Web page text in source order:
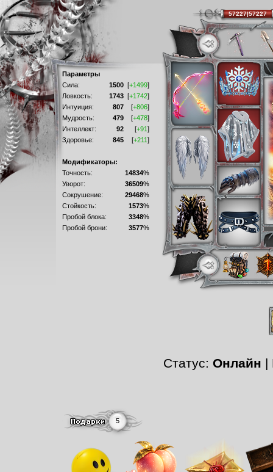
Параметры
Сила:
1500 [+1499]
Ловкость:
1743 [+1742]
Интуиция:
807 [+806]
Мудрость:
479 [+478]
Интеллект:
92 [+91]
Здоровье:
845 [+211]
Модификаторы:
Точность:
14834%
Уворот:
36509%
Сокрушение:
29468%
Стойкость:
1573%
Пробой блока:
3348%
Пробой брони:
3577%
Статус: Онлайн |
5
57227|57227